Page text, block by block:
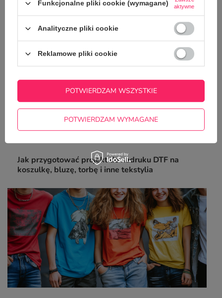
poradnik
Jak przygotować projekt do nadruku DTF na
koszulkę, bluzę, torbę i inne tekstylia
Funkcjonalne pliki cookie (wymagane)
aktywne
Analityczne pliki cookie
Reklamowe pliki cookie
POTWIERDZAM WYMAGANE
POTWIERDZAM WSZYSTKIE